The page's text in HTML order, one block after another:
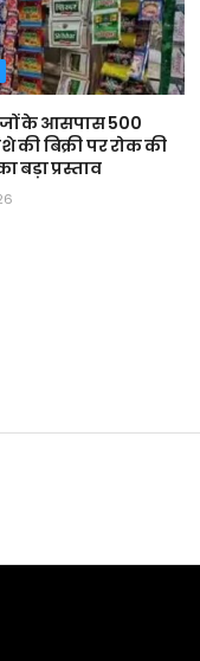
के आसपास 500
की बिक्री पर रोक की
बड़ा प्रस्ताव